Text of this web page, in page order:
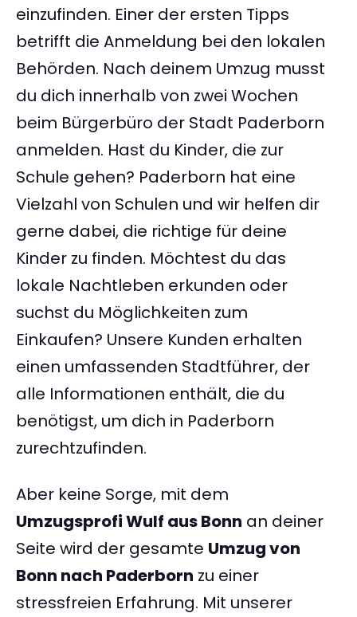
einzufinden. Einer der ersten Tipps
betrifft die Anmeldung bei den lokalen
Behörden. Nach deinem Umzug musst
du dich innerhalb von zwei Wochen
beim Bürgerbüro der Stadt Paderborn
anmelden. Hast du Kinder, die zur
Schule gehen? Paderborn hat eine
Vielzahl von Schulen und wir helfen dir
gerne dabei, die richtige für deine
Kinder zu finden. Möchtest du das
lokale Nachtleben erkunden oder
suchst du Möglichkeiten zum
Einkaufen? Unsere Kunden erhalten
einen umfassenden Stadtführer, der
alle Informationen enthält, die du
benötigst, um dich in Paderborn
zurechtzufinden.
Aber keine Sorge, mit dem
Umzugsprofi Wulf aus Bonn an deiner
Seite wird der gesamte Umzug von
Bonn nach Paderborn zu einer
stressfreien Erfahrung. Mit unserer